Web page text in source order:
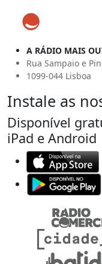
A RÁDIO MAIS
Rua Sampaio e
1099-044 Lisboa
Instale as
Disponível
iPad e Android